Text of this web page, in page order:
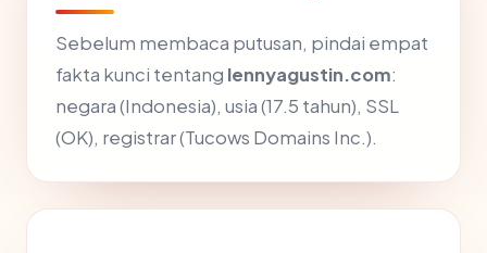
Sebelum membaca putusan, pindai empat
fakta kunci tentang lennyagustin.com:
negara (Indonesia), usia (17.5 tahun), SSL
(OK), registrar (Tucows Domains Inc.).